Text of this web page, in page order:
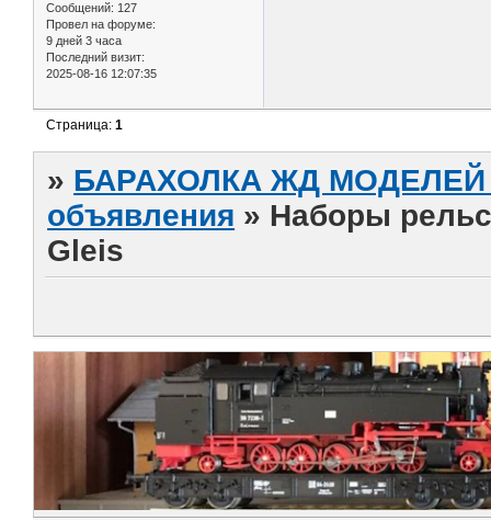
Сообщений: 127
Провел на форуме:
9 дней 3 часа
Последний визит:
2025-08-16 12:07:35
Страница:1
» БАРАХОЛКА ЖД МОДЕЛЕЙ
объявления » Наборы
Gleis